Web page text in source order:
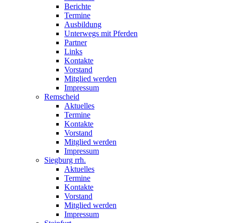
Berichte
Termine
Ausbildung
Unterwegs mit Pferden
Partner
Links
Kontakte
Vorstand
Mitglied werden
Impressum
Remscheid
Aktuelles
Termine
Kontakte
Vorstand
Mitglied werden
Impressum
Siegburg rrh.
Aktuelles
Termine
Kontakte
Vorstand
Mitglied werden
Impressum